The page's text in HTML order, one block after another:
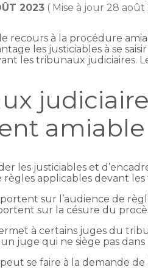
2023 ( Mise à jour 28 août
recours à la procédure
les justiciables à se
les tribunaux judiciaires.
amiable
les justiciables et
applicables devant
portent sur l’audience de
sur la césure du
à certains juges du
juge qui ne siège pas
se faire à la demande de